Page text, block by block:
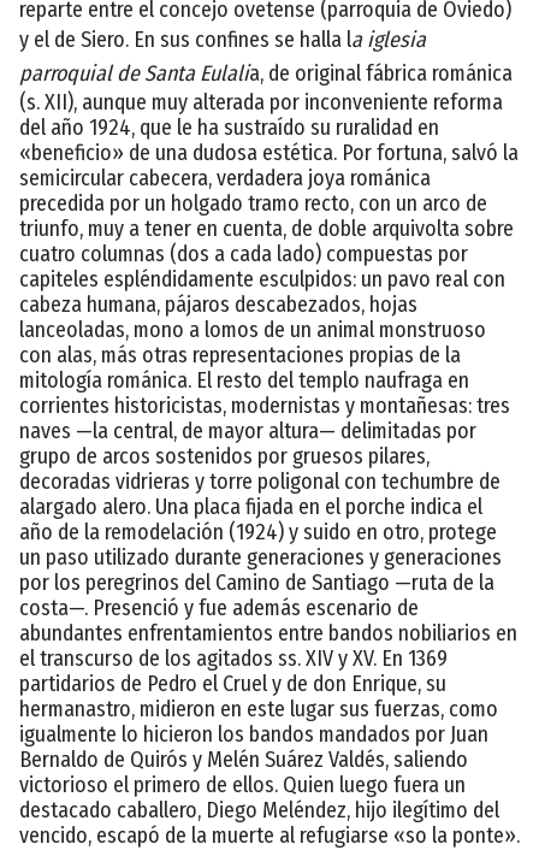
reparte entre el concejo ovetense (parroquia de Oviedo)
y el de Siero. En sus confines se halla la iglesia
parroquial de Santa Eulalia, de original fábrica románica
(s. XII), aunque muy alterada por inconveniente reforma
del año 1924, que le ha sustraído su ruralidad en
«beneficio» de una dudosa estética. Por fortuna, salvó la
semicircular cabecera, verdadera joya románica
precedida por un holgado tramo recto, con un arco de
triunfo, muy a tener en cuenta, de doble arquivolta sobre
cuatro columnas (dos a cada lado) compuestas por
capiteles espléndidamente esculpidos: un pavo real con
cabeza humana, pájaros descabezados, hojas
lanceoladas, mono a lomos de un animal monstruoso
con alas, más otras representaciones propias de la
mitología románica. El resto del templo naufraga en
corrientes historicistas, modernistas y montañesas: tres
naves —la central, de mayor altura— delimitadas por
grupo de arcos sostenidos por gruesos pilares,
decoradas vidrieras y torre poligonal con techumbre de
alargado alero. Una placa fijada en el porche indica el
año de la remodelación (1924) y suido en otro, protege
un paso utilizado durante generaciones y generaciones
por los peregrinos del Camino de Santiago —ruta de la
costa—. Presenció y fue además escenario de
abundantes enfrentamientos entre bandos nobiliarios en
el transcurso de los agitados ss. XIV y XV. En 1369
partidarios de Pedro el Cruel y de don Enrique, su
hermanastro, midieron en este lugar sus fuerzas, como
igualmente lo hicieron los bandos mandados por Juan
Bernaldo de Quirós y Melén Suárez Valdés, saliendo
victorioso el primero de ellos. Quien luego fuera un
destacado caballero, Diego Meléndez, hijo ilegítimo del
vencido, escapó de la muerte al refugiarse «so la ponte».